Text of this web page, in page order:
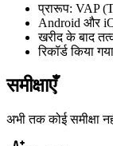
प्रारूप: VAP
Android और
खरीद के बाद
रिकॉर्ड किया
समीक्षाएँ
अभी तक कोई समीक्षा